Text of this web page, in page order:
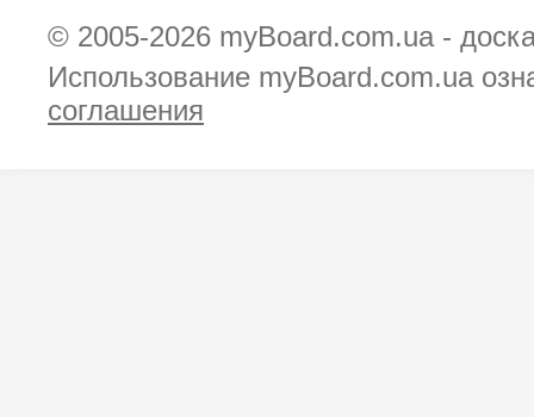
© 2005-2026 myBoard.com.ua -
Использование myBoard.com.ua
соглашения